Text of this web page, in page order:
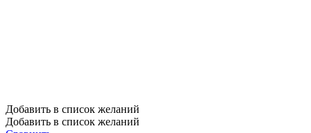
Добавить в список желаний
Добавить в список желаний